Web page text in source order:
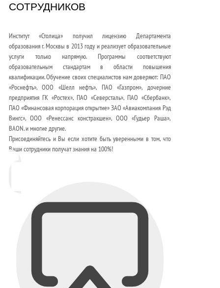
СОТРУДНИКОВ
Институт «Столица» получил лицензию Департамента
образования г. Москвы в 2013 году и реализует образовательные
услуги только напрямую. Программы соответствуют
образовательным стандартам в области повышения
квалификации. Обучение своих специалистов нам доверяют: ПАО
«Роснефть», ООО «Шелл нефть», ПАО «Газпром», дочерние
предприятия ГК «Ростех», ПАО «Северсталь», ПАО «Сбербанк»,
ПАО «Финансовая корпорация открытие» ЗАО «Авиакомпания Рэд
Вингс», ООО «Ренессанс констракшен», ООО «Гудьер Раша»,
BAON. и многие другие.
Присоединяйтесь и Вы если хотите быть уверенными в том, что
Ваши сотрудники получат знания на 100%!